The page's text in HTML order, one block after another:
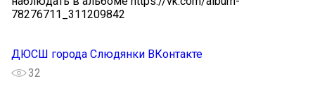
78276711_311209842
ДЮСШ города Слюдянки ВКонтакте
32